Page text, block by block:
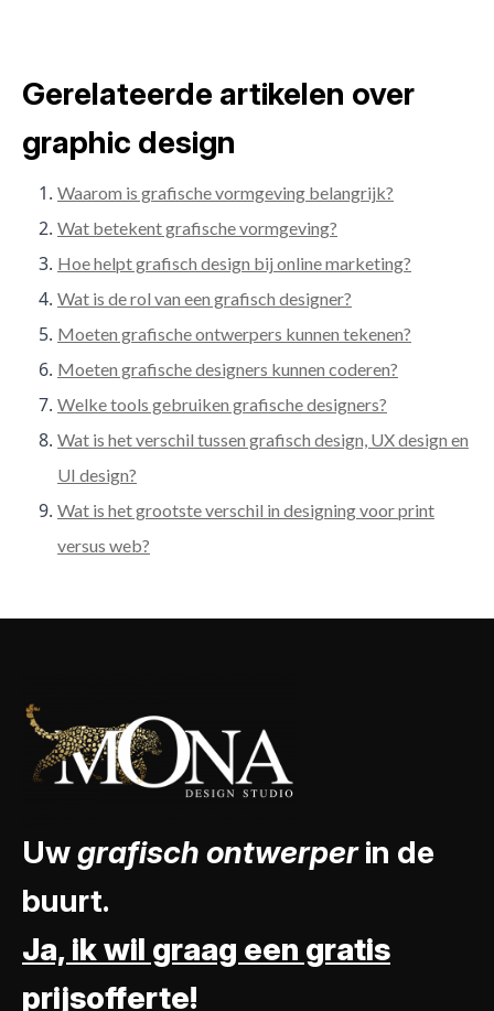
Gerelateerde artikelen over
graphic design
Waarom is grafische vormgeving belangrijk?
Wat betekent grafische vormgeving?
Hoe helpt grafisch design bij online marketing?
Wat is de rol van een grafisch designer?
Moeten grafische ontwerpers kunnen tekenen?
Moeten grafische designers kunnen coderen?
Welke tools gebruiken grafische designers?
Wat is het verschil tussen grafisch design, UX design en
UI design?
Wat is het grootste verschil in designing voor print
versus web?
Uwgrafisch ontwerperin de
buurt.
Ja, ik wil graag een gratis
prijsofferte!